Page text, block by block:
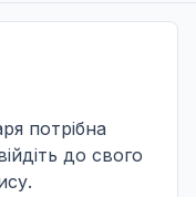
потрібна
до свого